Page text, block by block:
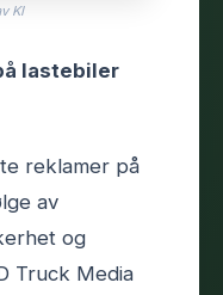
KI
lastebiler
reklamer på
av
og
Truck Media